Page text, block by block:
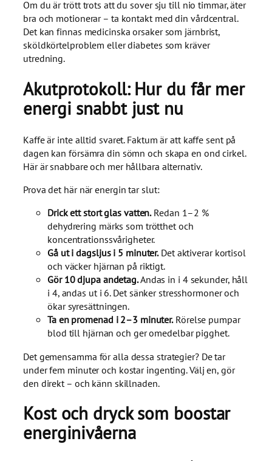
Om du är trött trots att du sover sju till nio timmar, äter
bra och motionerar – ta kontakt med din vårdcentral.
Det kan finnas medicinska orsaker som järnbrist,
sköldkörtelproblem eller diabetes som kräver
utredning.
Akutprotokoll: Hur du får mer
energi snabbt just nu
Kaffe är inte alltid svaret. Faktum är att kaffe sent på
dagen kan försämra din sömn och skapa en ond cirkel.
Här är snabbare och mer hållbara alternativ.
Prova det här när energin tar slut:
Drick ett stort glas vatten.Redan 1–2 %
dehydrering märks som trötthet och
koncentrationssvårigheter.
Gå ut i dagsljus i 5 minuter.Det aktiverar kortisol
och väcker hjärnan på riktigt.
Gör 10 djupa andetag.Andas in i 4 sekunder, håll
i 4, andas ut i 6. Det sänker stresshormoner och
ökar syresättningen.
Ta en promenad i 2–3 minuter.Rörelse pumpar
blod till hjärnan och ger omedelbar pigghet.
Det gemensamma för alla dessa strategier? De tar
under fem minuter och kostar ingenting. Välj en, gör
den direkt – och känn skillnaden.
Kost och dryck som boostar
energinivåerna